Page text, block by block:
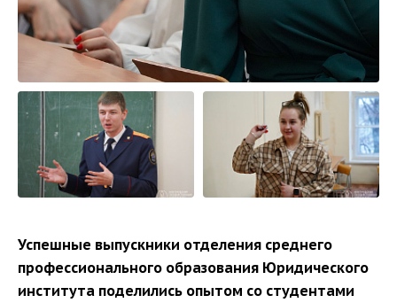
Успешные выпускники отделения среднего
профессионального образования Юридического
института поделились опытом со студентами